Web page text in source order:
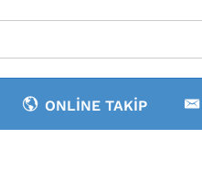
ONLINE TAKIP